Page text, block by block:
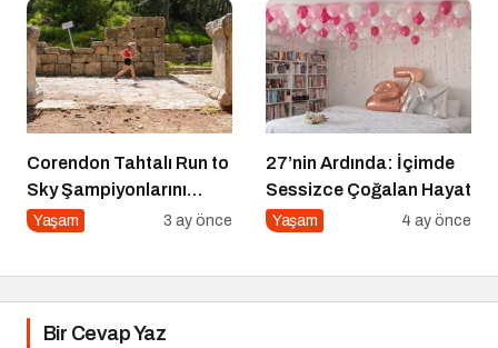
Corendon Tahtalı Run to
Sky Şampiyonlarını
Seçti
Yaşam 3 ay önce
27’nin Ardında: İçimde
Sessizce Çoğalan Hayat
Yaşam 4 ay önce
Bir Cevap Yaz